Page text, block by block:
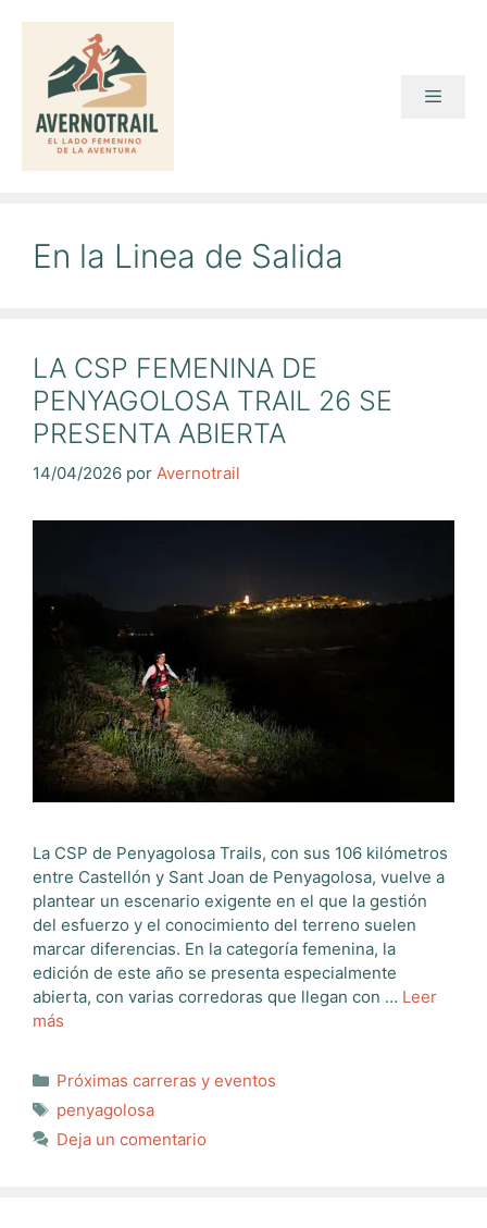
contenido
En la Linea de Salida
LA CSP FEMENINA DE
PENYAGOLOSA TRAIL 26 SE
PRESENTA ABIERTA
14/04/2026 por Avernotrail
La CSP de Penyagolosa Trails, con sus 106 kilómetros
entre Castellón y Sant Joan de Penyagolosa, vuelve a
plantear un escenario exigente en el que la gestión
del esfuerzo y el conocimiento del terreno suelen
marcar diferencias. En la categoría femenina, la
edición de este año se presenta especialmente
abierta, con varias corredoras que llegan con … Leer
más
Categorías
Próximas carreras y eventos
Etiquetas
penyagolosa
Deja un comentario